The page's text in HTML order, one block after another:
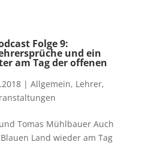
Folge 9:
und ein
am Tag der offenen
| Allgemein, Lehrer,
Tomas Mühlbauer Auch
Land wieder am Tag